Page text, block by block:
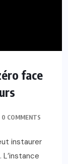
face
0 COMMENTS
instaurer